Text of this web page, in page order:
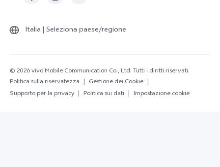
Italia | Seleziona paese/regione
© 2026 vivo Mobile Communication Co., Ltd. Tutti i diritti riservati.
Politica sulla riservatezza | Gestione dei Cookie |
Supporto per la privacy | Politica sui dati | Impostazione cookie